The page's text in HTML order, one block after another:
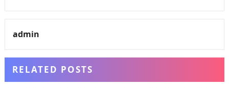
admin
RELATED POSTS